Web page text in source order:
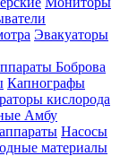
Эвакуаторы
Боброва
Капнографы
кислорода
Амбу
Насосы
материалы